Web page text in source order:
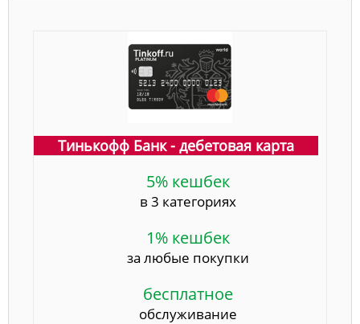
Тинькофф Банк - дебетовая карта
5% кешбек
в 3 категориях
1% кешбек
за любые покупки
бесплатное
обслуживание